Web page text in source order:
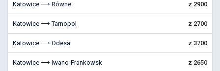
Katowice ⟶ Równe z 2900
Katowice ⟶ Tarnopol z 2700
Katowice ⟶ Odesa z 3700
Katowice ⟶ Iwano-Frankowsk z 2650